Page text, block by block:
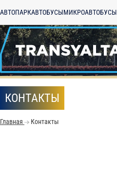
АВТОПАРКАВТОБУСЫМИКРОАВТОБУСЫ
КОНТАКТЫ
Главная Контакты